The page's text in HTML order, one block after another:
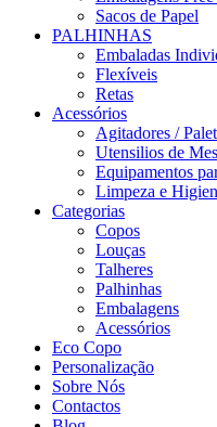
Sacos de Papel
PALHINHAS
Embaladas
Flexíveis
Retas
Acessórios
Agitadores /
Utensilios de
Equipamentos
Limpeza e
Categorias
Copos
Louças
Talheres
Palhinhas
Embalagens
Acessórios
Eco Copo
Personalização
Sobre Nós
Contactos